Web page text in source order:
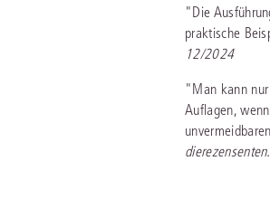
"Die
praktische
12/2024
"Man kann
Auflagen,